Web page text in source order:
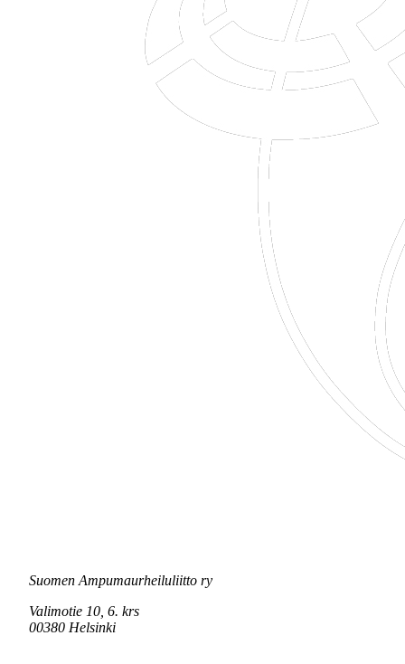
Suomen Ampumaurheiluliitto ry
Valimotie 10, 6. krs
00380 Helsinki